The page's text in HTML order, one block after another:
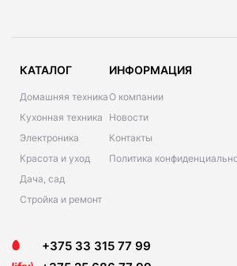
КАТАЛОГ
Домашняя техника
Кухонная техника
Электроника
Красота и уход
Дача, сад
Стройка и ремонт
ИНФОРМАЦИЯ
О компании
Новости
Контакты
Политика
+375 33 315 77 99